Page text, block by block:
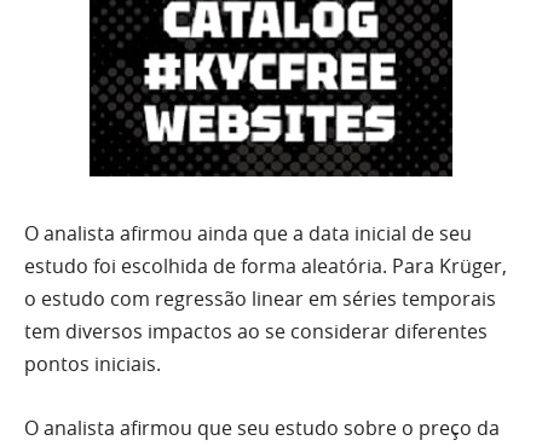
O analista afirmou ainda que a data inicial de seu
estudo foi escolhida de forma aleatória. Para Krüger,
o estudo com regressão linear em séries temporais
tem diversos impactos ao se considerar diferentes
pontos iniciais.
O analista afirmou que seu estudo sobre o preço da